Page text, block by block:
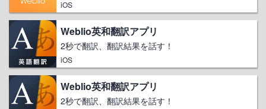
iOS
Weblio英和翻訳アプリ
2秒で翻訳、翻訳結果を話す！
iOS
Weblio英和翻訳アプリ
2秒で翻訳、翻訳結果を話す！